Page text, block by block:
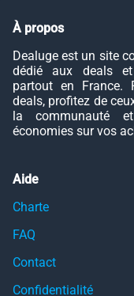
À propos
Dealuge est un site
dédié aux deals
partout en France.
deals, profitez de
la communauté
économies sur vos
Aide
Charte
FAQ
Contact
Confidentialité